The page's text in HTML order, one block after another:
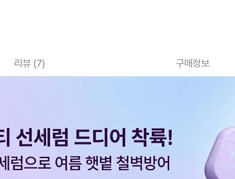
리뷰 (7) 구매정보